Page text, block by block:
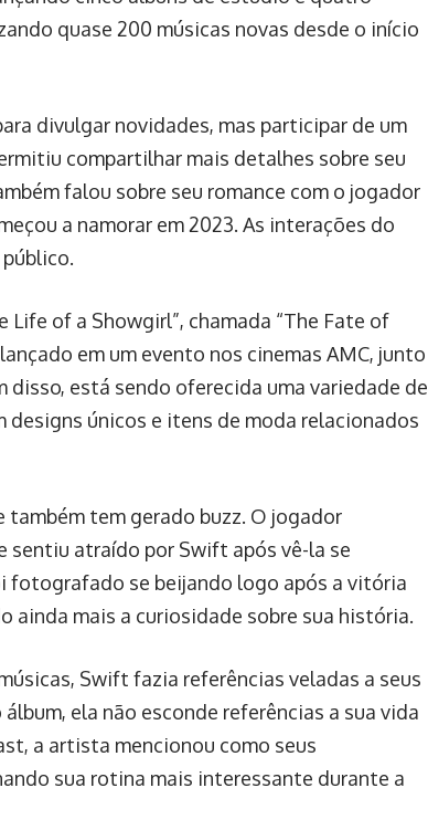
quase 200 músicas novas desde o início
divulgar novidades, mas participar de um
compartilhar mais detalhes sobre seu
falou sobre seu romance com o jogador
a namorar em 2023. As interações do
Life of a Showgirl”, chamada “The Fate of
em um evento nos cinemas AMC, junto
está sendo oferecida uma variedade de
designs únicos e itens de moda relacionados
tem gerado buzz. O jogador
sentiu atraído por Swift após vê-la se
fotografado se beijando logo após a vitória
ainda mais a curiosidade sobre sua história.
Swift fazia referências veladas a seus
ela não esconde referências a sua vida
a artista mencionou como seus
sua rotina mais interessante durante a